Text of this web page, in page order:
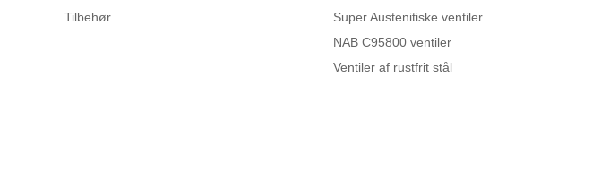
Tilbehør
Super Austenitiske ventiler
NAB C95800 ventiler
Ventiler af rustfrit stål